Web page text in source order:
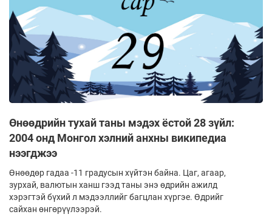
Өнөөдрийн тухай таны мэдэх ёстой 28 зүйл:
2004 онд Монгол хэлний анхны википедиа
нээгджээ
Өнөөдөр гадаа -11 градусын хүйтэн байна. Цаг, агаар,
зурхай, валютын ханш гээд таны энэ өдрийн ажилд
хэрэгтэй бүхий л мэдээллийг багцлан хүргэе. Өдрийг
сайхан өнгөрүүлээрэй.